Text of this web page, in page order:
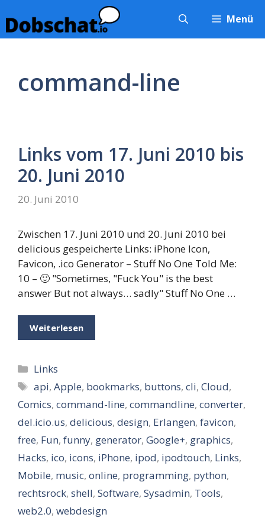
Inhalt
springen
Menü
command-line
Links vom 17. Juni 2010 bis
20. Juni 2010
20. Juni 2010
Zwischen 17. Juni 2010 und 20. Juni 2010 bei
delicious gespeicherte Links: iPhone Icon,
Favicon, .ico Generator – Stuff No One Told Me:
10 – 🙂 "Sometimes, "Fuck You" is the best
answer But not always… sadly" Stuff No One …
Weiterlesen
Kategorien
Links
Schlagwörter
api,Apple, bookmarks, buttons,cli,Cloud,
Comics, command-line, commandline, converter,
del.icio.us, delicious, design, Erlangen, favicon,
free, Fun, funny, generator, Google+, graphics,
Hacks, ico, icons, iPhone, ipod, ipodtouch, Links,
Mobile, music, online, programming, python,
rechtsrock, shell, Software, Sysadmin, Tools,
web2.0, webdesign